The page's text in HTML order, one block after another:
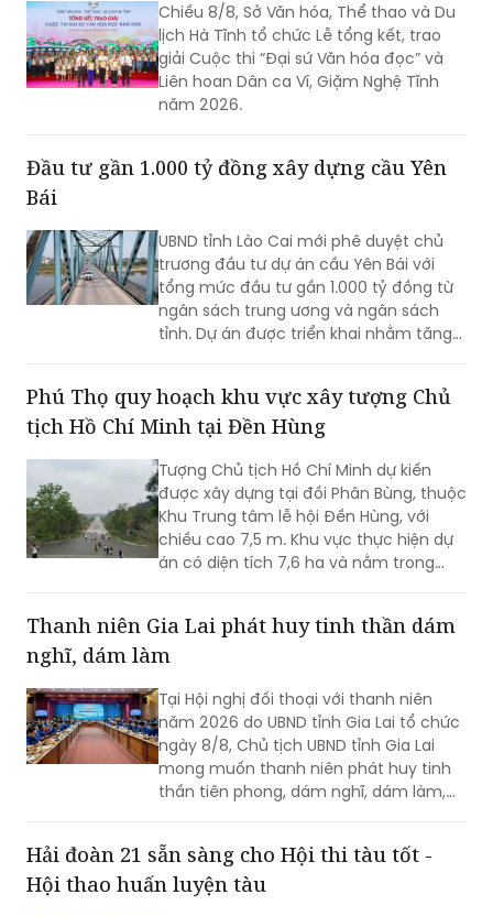
Chiều 8/8, Sở Văn hóa, Thể thao và Du
lịch Hà Tĩnh tổ chức Lễ tổng kết, trao
giải Cuộc thi “Đại sứ Văn hóa đọc” và
Liên hoan Dân ca Ví, Giặm Nghệ Tĩnh
năm 2026.
Đầu tư gần 1.000 tỷ đồng xây dựng cầu Yên
Bái
UBND tỉnh Lào Cai mới phê duyệt chủ
trương đầu tư dự án cầu Yên Bái với
tổng mức đầu tư gần 1.000 tỷ đồng từ
ngân sách trung ương và ngân sách
tỉnh. Dự án được triển khai nhằm tăng
Phú Thọ quy hoạch khu vực xây tượng Chủ
tịch Hồ Chí Minh tại Đền Hùng
Tượng Chủ tịch Hồ Chí Minh dự kiến
được xây dựng tại đồi Phân Bùng, thuộc
Khu Trung tâm lễ hội Đền Hùng, với
chiều cao 7,5 m. Khu vực thực hiện dự
án có diện tích 7,6 ha và nằm trong
Thanh niên Gia Lai phát huy tinh thần dám
nghĩ, dám làm
Tại Hội nghị đối thoại với thanh niên
năm 2026 do UBND tỉnh Gia Lai tổ chức
ngày 8/8, Chủ tịch UBND tỉnh Gia Lai
mong muốn thanh niên phát huy tinh
thần tiên phong, dám nghĩ, dám làm,
phát triển của quê hương.
Hải đoàn 21 sẵn sàng cho Hội thi tàu tốt -
Hội thao huấn luyện tàu